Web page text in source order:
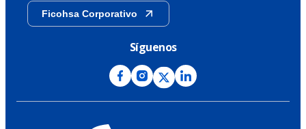
Ficohsa Corporativo
Síguenos